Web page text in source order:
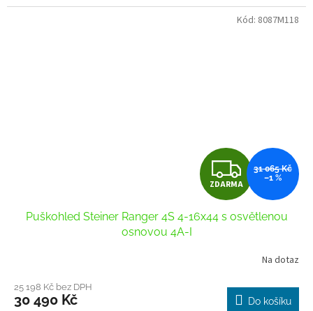
Z
D
A
M
ZDARMA
31 065 Kč
–1 %
Puškohled Steiner Ranger 4S 4-16x44 s osvětlenou
osnovou 4A-I
Na dotaz
25 198 Kč bez DPH
30 490 Kč Do košíku
Kód: 8087M118